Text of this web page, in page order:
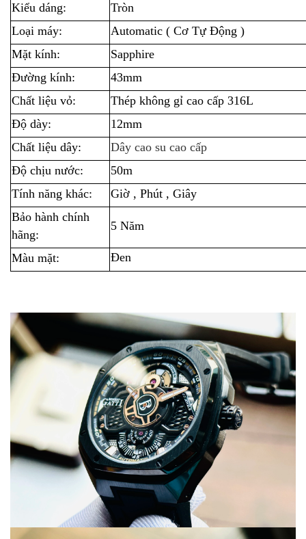
Kiểu dáng:
Tròn
Loại máy:
Automatic ( Cơ Tự Động )
Mặt kính:
Sapphire
Đường kính:
43mm
Chất liệu vỏ:
Thép không gỉ cao cấp 316L
Độ dày:
12mm
Chất liệu dây:
Dây cao su cao cấp
Độ chịu nước:
50m
Tính năng khác:
Giờ , Phút , Giây
Bảo hành chính
hãng:
5 Năm
Màu mặt: Đen